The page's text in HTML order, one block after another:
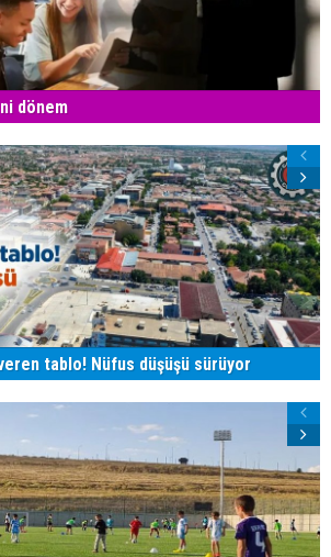
dönem
tablo! Nüfus düşüşü sürüyor